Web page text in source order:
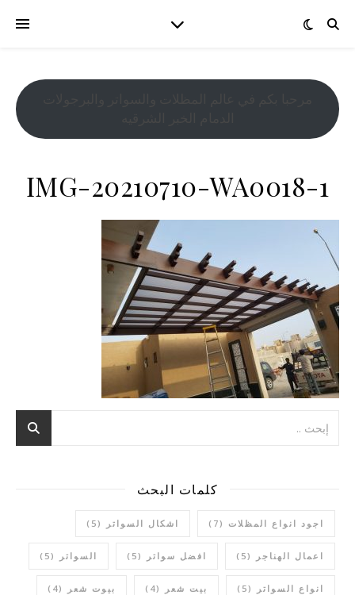
IMG-20210710-WA0018-1
كلمات البحث
اجود انواع المظلات (7) اشكال السواتر (5)
اعمال الهناجر (5) افضل سواتر (5) السواتر (5)
انواع السواتر (5) بيت شعر (4) بيوت شعر (4)